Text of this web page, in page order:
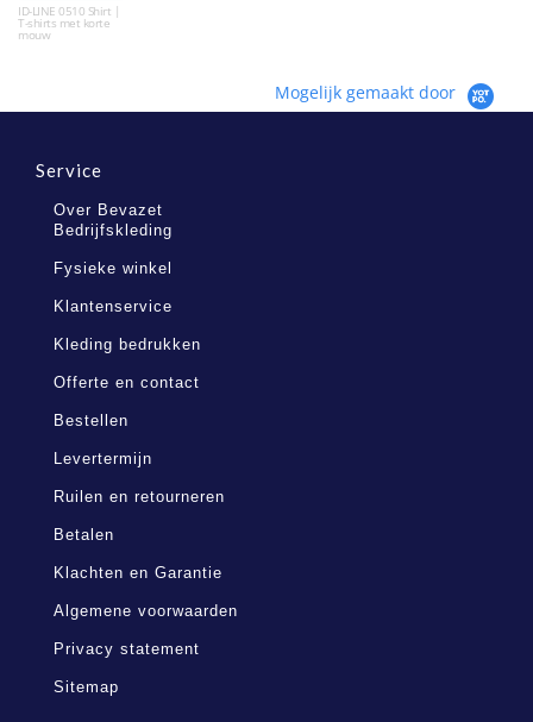
ID-LINE 0510 Shirt |
T-shirts met korte
mouw
Mogelijk gemaakt door
Service
Over Bevazet
Bedrijfskleding
Fysieke winkel
Klantenservice
Kleding bedrukken
Offerte en contact
Bestellen
Levertermijn
Ruilen en retourneren
Betalen
Klachten en Garantie
Algemene voorwaarden
Privacy statement
Sitemap